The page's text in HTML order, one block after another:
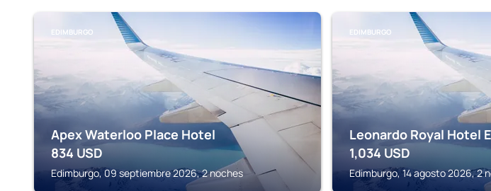
EDIMBURGO
Apex Waterloo Place Hotel
834 USD
Edimburgo, 09 septiembre 2026, 2 noches
EDIMBURGO
Leonardo Royal Hotel
1,034 USD
Edimburgo, 14 agosto 2026, 2